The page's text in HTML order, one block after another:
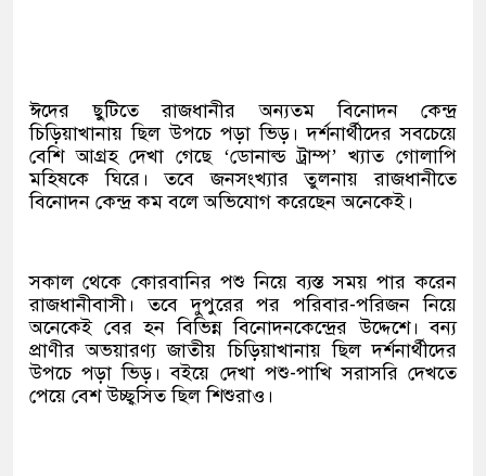
ঈদের ছুটিতে রাজধানীর অন্যতম বিনোদন কেন্দ্র
চিড়িয়াখানায় ছিল উপচে পড়া ভিড়। দর্শনার্থীদের সবচেয়ে
বেশি আগ্রহ দেখা গেছে ‘ডোনাল্ড ট্রাম্প’ খ্যাত গোলাপি
মহিষকে ঘিরে। তবে জনসংখ্যার তুলনায় রাজধানীতে
বিনোদন কেন্দ্র কম বলে অভিযোগ করেছেন অনেকেই।
সকাল থেকে কোরবানির পশু নিয়ে ব্যস্ত সময় পার করেন
রাজধানীবাসী। তবে দুপুরের পর পরিবার-পরিজন নিয়ে
অনেকেই বের হন বিভিন্ন বিনোদনকেন্দ্রের উদ্দেশে। বন্য
প্রাণীর অভয়ারণ্য জাতীয় চিড়িয়াখানায় ছিল দর্শনার্থীদের
উপচে পড়া ভিড়। বইয়ে দেখা পশু-পাখি সরাসরি দেখতে
পেয়ে বেশ উচ্ছ্বসিত ছিল শিশুরাও।